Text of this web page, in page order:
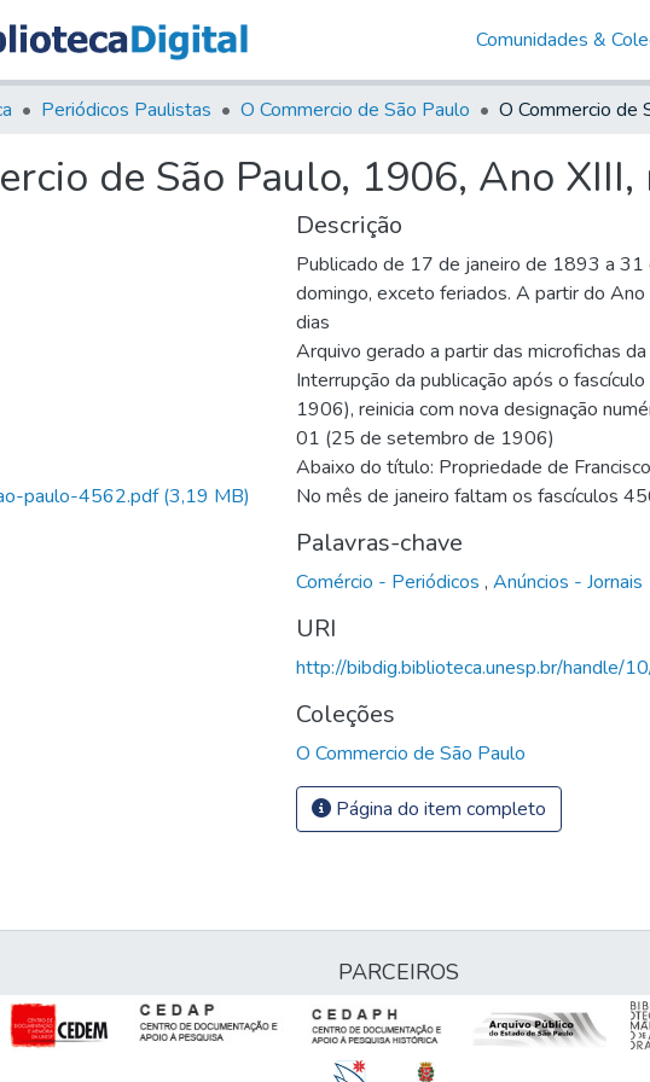
Comunidades &
Periódicos Paulistas O Commercio de São Paulo
de São Paulo, 1906, Ano XIII,
paulo-4562.pdf(3,19 MB)
Descrição
Publicado de 17 de janeiro de 1893 a
domingo, exceto feriados. A partir do
dias
Arquivo gerado a partir das microfichas
Interrupção da publicação após o
1906), reinicia com nova designação
01 (25 de setembro de 1906)
Abaixo do título: Propriedade de
No mês de janeiro faltam os fascículos
Palavras-chave
Comércio - Periódicos , Anúncios - Jornais
URI
http://bibdig.biblioteca.unesp.br/handle/
Coleções
O Commercio de São Paulo
Página do item completo
PARCEIROS